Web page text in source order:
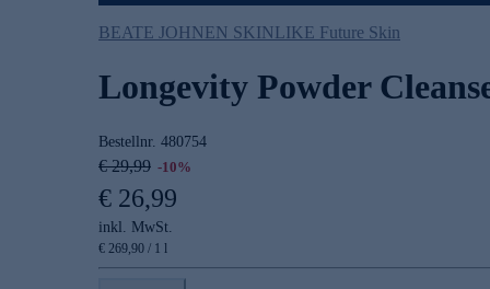
BEATE JOHNEN SKINLIKE Future Skin
Longevity Powder
Bestellnr. 480754
€ 29,99 -10%
€ 26,99
inkl. MwSt.
€ 269,90 / 1 l